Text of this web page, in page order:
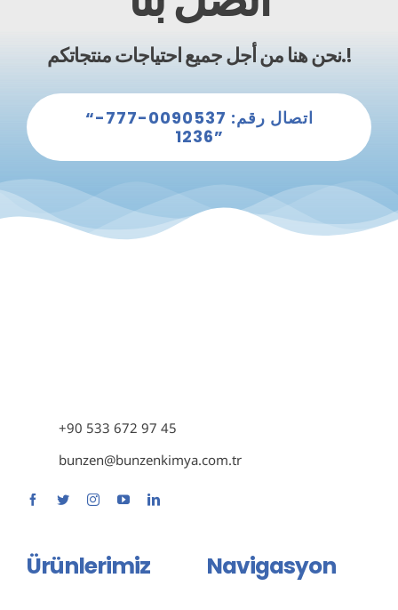
نحن هنا من أجل جميع احتياجات منتجاتكم.!
“اتصال رقم: 0090537-777-
1236”
+90 533 672 97 45
bunzen@bunzenkimya.com.tr
Ürünlerimiz Navigasyon